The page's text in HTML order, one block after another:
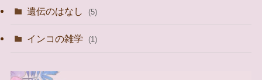
遺伝のはなし (5)
インコの雑学 (1)